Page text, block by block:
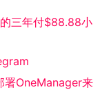
三年付$88.88小
署OneManager来